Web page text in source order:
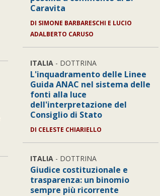
Caravita
DI SIMONE BARBARESCHI E LUCIO
ADALBERTO CARUSO
ITALIA - DOTTRINA
L'inquadramento delle Linee
Guida ANAC nel sistema delle
fonti alla luce
dell'interpretazione del
Consiglio di Stato
DI CELESTE CHIARIELLO
ITALIA - DOTTRINA
Giudice costituzionale e
trasparenza: un binomio
sempre più ricorrente